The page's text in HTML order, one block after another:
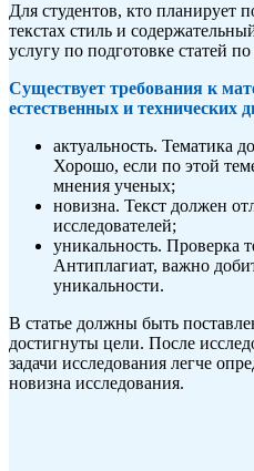
Для студентов, кто планирует
текстах стиль и
услугу по подготовке статей
Существует требования к
естественных и технических
актуальность. Тематика
Хорошо, если по этой
мнения ученых;
новизна. Текст должен
исследователей;
уникальность. Проверка
Антиплагиат, важно
уникальности.
В статье должны быть
достигнуты цели. После
задачи исследования легче
новизна исследования.